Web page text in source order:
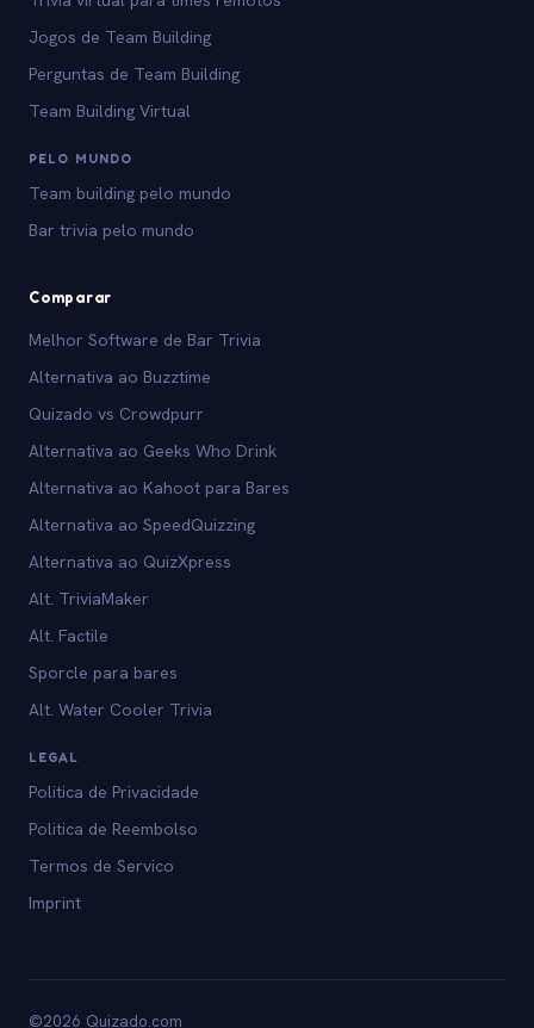
Jogos de Team Building
Perguntas de Team Building
Team Building Virtual
PELO MUNDO
Team building pelo mundo
Bar trivia pelo mundo
Comparar
Melhor Software de Bar Trivia
Alternativa ao Buzztime
Quizado vs Crowdpurr
Alternativa ao Geeks Who Drink
Alternativa ao Kahoot para Bares
Alternativa ao SpeedQuizzing
Alternativa ao QuizXpress
Alt. TriviaMaker
Alt. Factile
Sporcle para bares
Alt. Water Cooler Trivia
LEGAL
Politica de Privacidade
Politica de Reembolso
Termos de Servico
Imprint
©2026 Quizado.com